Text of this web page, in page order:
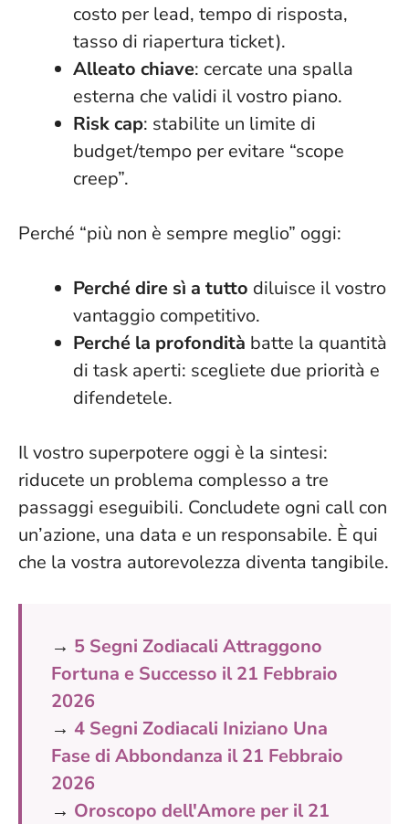
costo per lead, tempo di risposta,
tasso di riapertura ticket).
Alleato chiave: cercate una spalla
esterna che validi il vostro piano.
Risk cap: stabilite un limite di
budget/tempo per evitare “scope
creep”.
Perché “più non è sempre meglio” oggi:
Perché dire sì a tutto diluisce il vostro
vantaggio competitivo.
Perché la profondità batte la quantità
di task aperti: scegliete due priorità e
difendetele.
Il vostro superpotere oggi è la sintesi:
riducete un problema complesso a tre
passaggi eseguibili. Concludete ogni call con
un’azione, una data e un responsabile. È qui
che la vostra autorevolezza diventa tangibile.
→ 5 Segni Zodiacali Attraggono
Fortuna e Successo il 21 Febbraio
2026
→ 4 Segni Zodiacali Iniziano Una
Fase di Abbondanza il 21 Febbraio
2026
→ Oroscopo dell'Amore per il 21